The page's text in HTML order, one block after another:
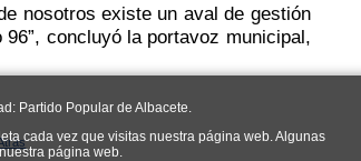
Partido Popular de Albacete.
cada vez que visitas nuestra página web. Algunas
página web.
nosotros existe un aval de gestión
96”, concluyó la portavoz municipal,